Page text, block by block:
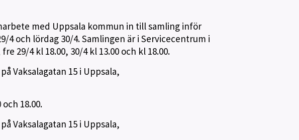
med Uppsala kommun in till samling inför
4 och lördag 30/4. Samlingen är i Servicecentrum i
29/4 kl 18.00, 30/4 kl 13.00 och kl 18.00.
Vaksalagatan 15 i Uppsala,
18.00.
Vaksalagatan 15 i Uppsala,